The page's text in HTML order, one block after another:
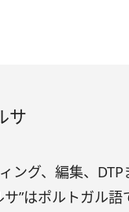
サ
ング、編集、DTP
サ”はポルトガル